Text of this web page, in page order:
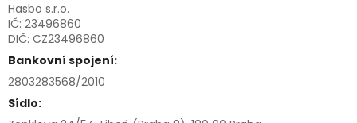
Hasbo s.r.o.
IČ: 23496860
DIČ: CZ23496860
Bankovní spojení:
2803283568/2010
Sídlo: